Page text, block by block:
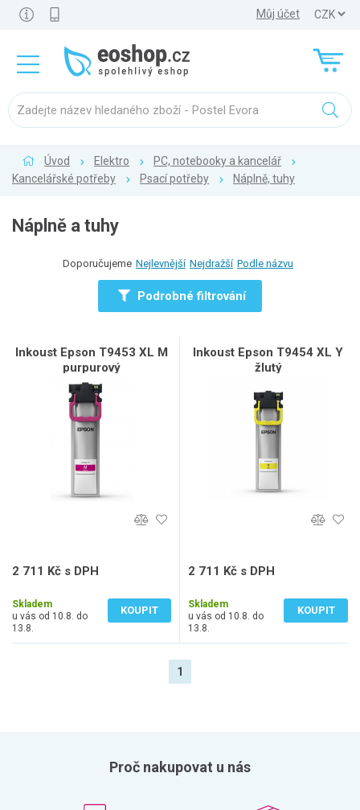
Můj účet
Úvod Elektro
PC, notebooky a kancelář
Kancelářské potřeby
Psací potřeby Náplně, tuhy
Náplně a tuhy
Doporučujeme Nejlevnější Nejdražší Podle názvu
Podrobné filtrování
Inkoust Epson T9453 XL M
purpurový
2 711 Kč s DPH
Skladem
u vás od 10.8. do
13.8.
KOUPIT
Inkoust Epson T9454 XL Y
žlutý
2 711 Kč s DPH
Skladem
u vás od 10.8. do
13.8.
KOUPIT
1
Proč nakupovat u nás